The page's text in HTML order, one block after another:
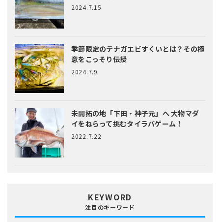
2024.7.15
季節限定のテナガエビすくいとは？ その極
意をこっそり伝授
2024.7.9
未開拓の地「下田・神子元」へ大物マダ
イをねらって挑むタイラバゲーム！
2022.7.22
KEYWORD
注目のキーワード